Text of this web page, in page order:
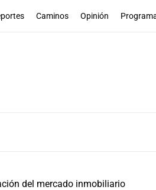
Caminos Opinión
del mercado inmobiliario